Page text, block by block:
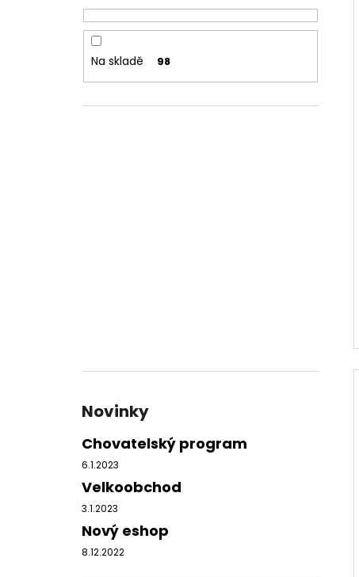
Na skladě 98
Novinky
Chovatelský program
6.1.2023
Velkoobchod
3.1.2023
Nový eshop
8.12.2022